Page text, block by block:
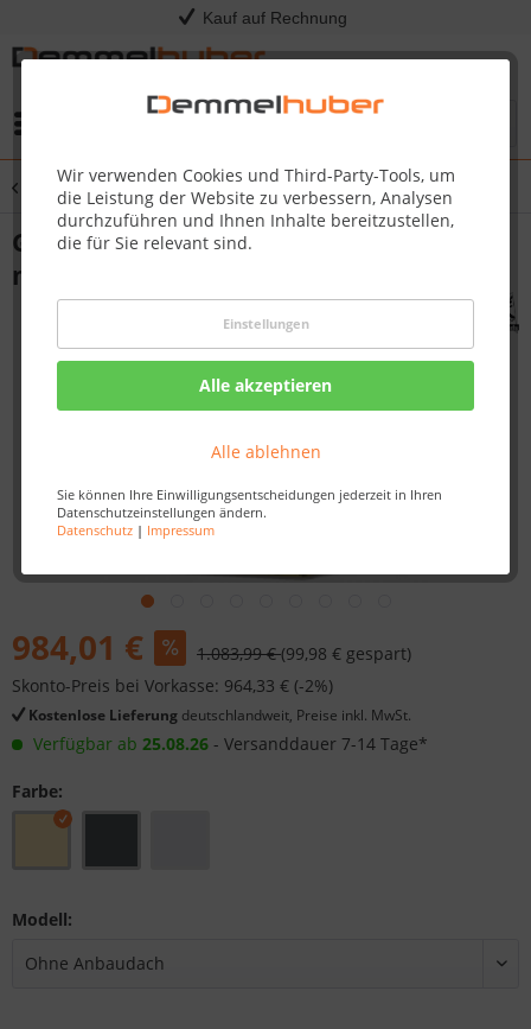
Kauf auf Rechnung
Wir verwenden Cookies und Third-Party-Tools, um
die Leistung der Website zu verbessern, Analysen
durchzuführen und Ihnen Inhalte bereitzustellen,
die für Sie relevant sind.
Einstellungen
Alle akzeptieren
Alle ablehnen
Sie können Ihre Einwilligungsentscheidungen jederzeit in Ihren
Datenschutzeinstellungen ändern.
Datenschutz| Impressum
Übersicht Flachdachhaus
Gartenhaus ASKOLA 2 19 mm 2,13 x 2,17
m
984,01 € 1.083,99 €(99,98 € gespart)
Skonto-Preis bei Vorkasse: 964,33 € (-2%)
Kostenlose Lieferung deutschlandweit, Preise inkl. MwSt.
Verfügbar ab 25.08.26 - Versanddauer 7-14 Tage*
Farbe:
Modell: